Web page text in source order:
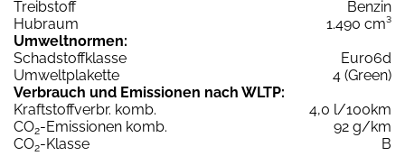
Treibstoff
Benzin
Hubraum
1.490 cm³
Umweltnormen:
Schadstoffklasse
Euro6d
Umweltplakette
4 (Green)
Verbrauch und Emissionen nach WLTP:
Kraftstoffverbr. komb.
4,0 l/100km
CO2-Emissionen komb.
92 g/km
CO2-Klasse
B